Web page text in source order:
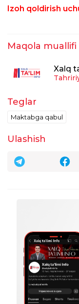
Izoh qoldirish
Maqola muallifi
Xalq
Teglar
Maktabga qabul
Ulashish